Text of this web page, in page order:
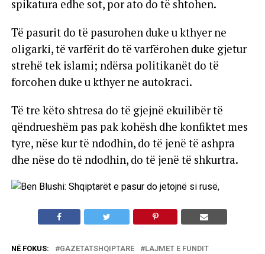
spikatura edhe sot, por ato do të shtohen.
Të pasurit do të pasurohen duke u kthyer ne
oligarki, të varfërit do të varfërohen duke gjetur
strehë tek islami; ndërsa politikanët do të
forcohen duke u kthyer ne autokraci.
Të tre këto shtresa do të gjejnë ekuilibër të
qëndrueshëm pas pak kohësh dhe konfiktet mes
tyre, nëse kur të ndodhin, do të jenë të ashpra
dhe nëse do të ndodhin, do të jenë të shkurtra.
NË FOKUS: GAZETATSHQIPTARE LAJMET E FUNDIT